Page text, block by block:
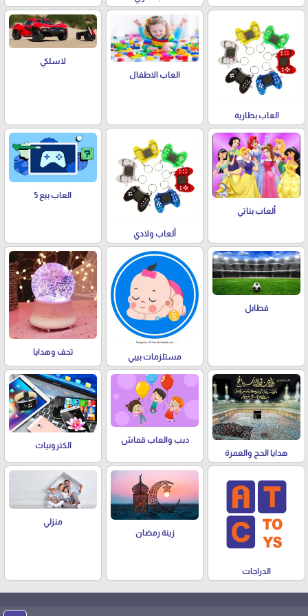
العاب بطارية
العاب الاطفال
لاسلكي
ألعاب بناتي
ألعاب ولادي
العاب بيع 5
فطابل
مستلزمات بيبي
تحف وهدايا
هدايا الحج والعمرة
دبب والعاب قماش
الكترونيات
الدراجات
زينة رمضان
منزلي